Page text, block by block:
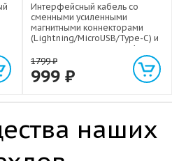
Интерфейсный кабель со
сменными усиленными
магнитными коннекторами
(Lightning/MicroUSB/Type-C) и
световым индикатором 1м
1799₽
999 ₽
наших